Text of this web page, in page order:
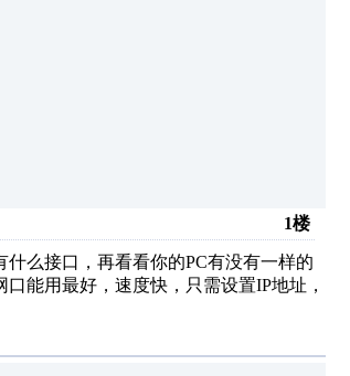
1楼
么接口，再看看你的PC有没有一样的
能用最好，速度快，只需设置IP地址，